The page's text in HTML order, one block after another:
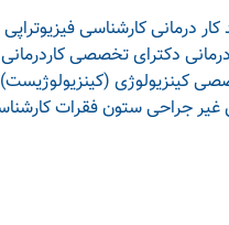
درمانیکارشناسی فیزیوتراپی
دکترای تخصصی کاردرمانی
کینزیولوژی (کینزیولوژیست)